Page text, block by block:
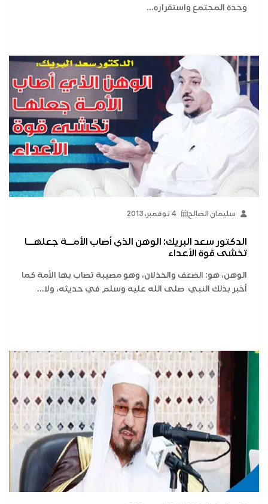
وحدة المجتمع واستقراره...
سليمان الصالح 4 نوفمبر، 2013
الدكتور سعد البريك: الوهن الذي أصاب الأمــة جعلهــا
تخشى قوة الأعداء
الوهن، هو: الضعف والخذلان، وهو مصيبة تصاب بها الأمة كما
أخبر بذلك النبي صلى الله عليه وسلم في حديثه، ولا...